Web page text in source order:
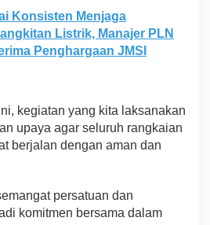
Konsisten Menjaga
Listrik, Manajer PLN
Penghargaan JMSI
kegiatan yang kita laksanakan
upaya agar seluruh rangkaian
berjalan dengan aman dan
persatuan dan
komitmen bersama dalam